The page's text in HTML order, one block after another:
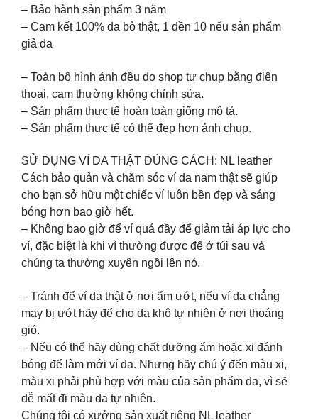
– Bảo hành sản phẩm 3 năm
– Cam kết 100% da bò thật, 1 đền 10 nếu sản phẩm
giả da
– Toàn bộ hình ảnh đều do shop tự chụp bằng điện
thoại, cam thường không chỉnh sửa.
– Sản phẩm thực tế hoàn toàn giống mô tả.
– Sản phẩm thực tế có thể đẹp hơn ảnh chụp.
SỬ DỤNG VÍ DA THẬT ĐÚNG CÁCH: NL leather
Cách bảo quản và chăm sóc ví da nam thật sẽ giúp
cho bạn sở hữu một chiếc ví luôn bền đẹp và sáng
bóng hơn bao giờ hết.
– Không bao giờ để ví quá đầy để giảm tải áp lực cho
ví, đặc biệt là khi ví thường được để ở túi sau và
chúng ta thường xuyên ngồi lên nó.
– Tránh để ví da thật ở nơi ẩm ướt, nếu ví da chẳng
may bị ướt hãy để cho da khô tự nhiên ở nơi thoáng
gió.
– Nếu có thể hãy dùng chất dưỡng ẩm hoặc xi đánh
bóng để làm mới ví da. Nhưng hãy chú ý đến màu xi,
màu xi phải phù hợp với màu của sản phẩm da, vì sẽ
dễ mất đi màu da tự nhiên.
Chúng tôi có xưởng sản xuất riêng NL leather